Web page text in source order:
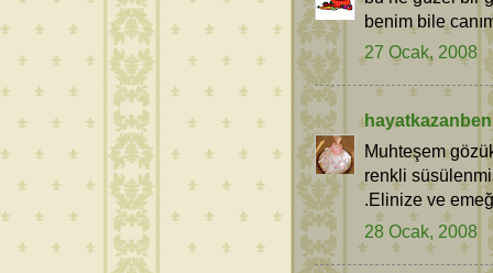
benim bile
27 Ocak, 2008
Muhteşem
renkli
.Elinize ve
28 Ocak, 2008